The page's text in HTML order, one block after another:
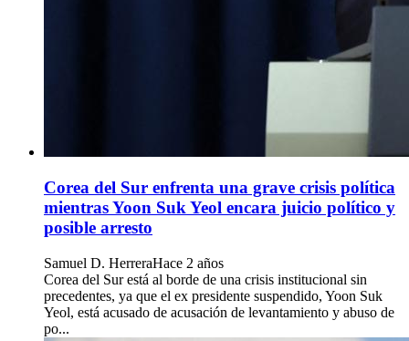
Corea del Sur enfrenta una grave crisis política
mientras Yoon Suk Yeol encara juicio político y
posible arresto
Samuel D. HerreraHace 2 años
Corea del Sur está al borde de una crisis institucional sin
precedentes, ya que el ex presidente suspendido, Yoon Suk
Yeol, está acusado de acusación de levantamiento y abuso de
po...